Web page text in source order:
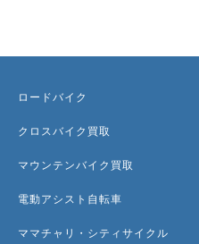
ロードバイク
クロスバイク買取
マウンテンバイク買取
電動アシスト自転車
ママチャリ・シティサイクル